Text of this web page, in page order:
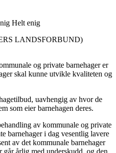
Helt enig
LANDSFORBUND)
og private barnehager er
skal kunne utvikle kvaliteten og
uavhengig av hvor de
som eier barnehagen deres.
av kommunale og private
barnehager i dag vesentlig lavere
av det kommunale barnehager
årlig med underskudd, og den